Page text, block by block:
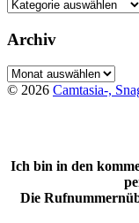
Archiv
Archiv
© 2026 Camtasia-,
Ich bin in den
Die